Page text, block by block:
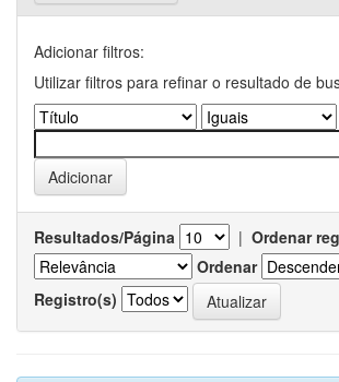
Adicionar filtros:
Utilizar filtros para refinar o resultado de
Resultados/Página | Ordenar
Ordenar
Registro(s)